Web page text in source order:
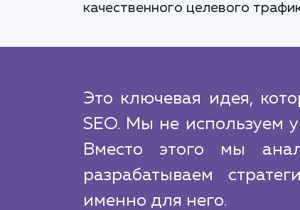
качественного целевого
Это ключевая идея,
SEO. Мы не используем
Вместо этого мы
разрабатываем
именно для него.